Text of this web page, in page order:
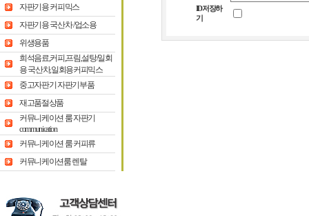
자판기용 커피믹스
자판기용 국산차 /업소용
위생용품
희석음료,커피,프림,설탕/일회
용 국산차,일회용커피믹스
중고자판기 자판기부품
재고품절상품
커뮤니케이션 룸 자판기
communication
커뮤니케이션 룸 커피류
커뮤니케이션룸 렌탈
ID저장하
기